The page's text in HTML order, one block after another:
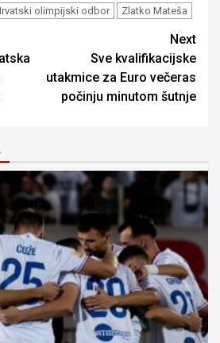
olimpijski odbor Zlatko Mateša
Next
Sve kvalifikacijske
utakmice za Euro večeras
počinju minutom šutnje